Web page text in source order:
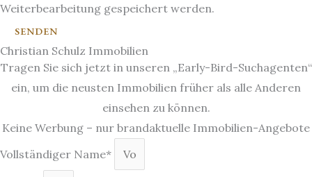
Weiterbearbeitung gespeichert werden.
SENDEN
Christian Schulz Immobilien
Tragen Sie sich jetzt in unseren „Early-Bird-Suchagenten“
ein, um die neusten Immobilien früher als alle Anderen
einsehen zu können.
Keine Werbung – nur brandaktuelle Immobilien-Angebote
Vollständiger Name*